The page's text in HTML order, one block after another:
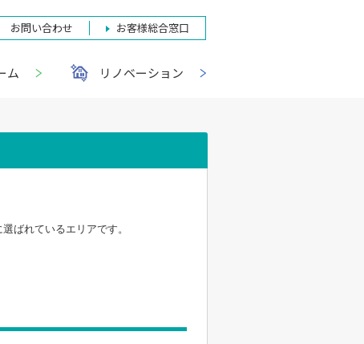
お問い合わせ お客様総合窓口
ム リノベーション
ばれているエリアです。